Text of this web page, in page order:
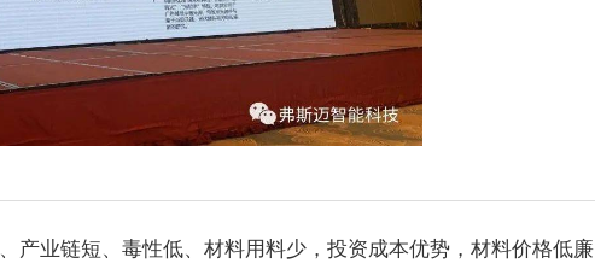
产业链短、毒性低、材料用料少，投资成本优势，材料价格低廉